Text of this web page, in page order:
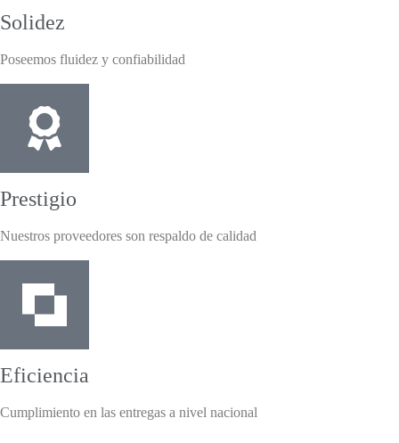
Solidez
Poseemos fluidez y confiabilidad
Prestigio
Nuestros proveedores son respaldo de calidad
Eficiencia
Cumplimiento en las entregas a nivel nacional